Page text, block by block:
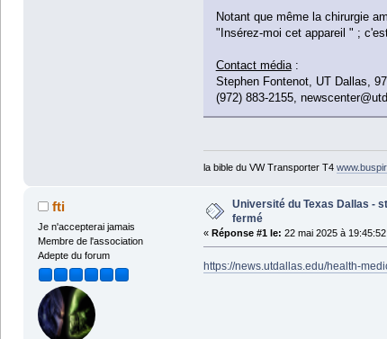
Notant que même la chirurgie
"Insérez-moi cet appareil " ;
Contact média:
Stephen Fontenot, UT Dallas,
(972) 883-2155,
la bible du VW Transporter T4
fti
Je n'accepterai jamais
Membre de l'association
Adepte du forum
Université du Texas Dallas -
fermé
« Réponse #1 le: 22 mai 2025 à
https://news.utdallas.edu/health-